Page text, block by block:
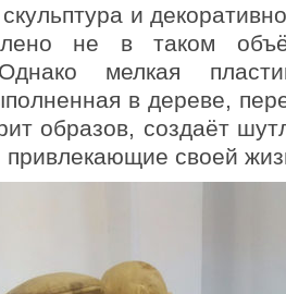
и
не в таком
мелкая
в дереве,
образов, создаёт
при­вле­ка­ю­щие своей